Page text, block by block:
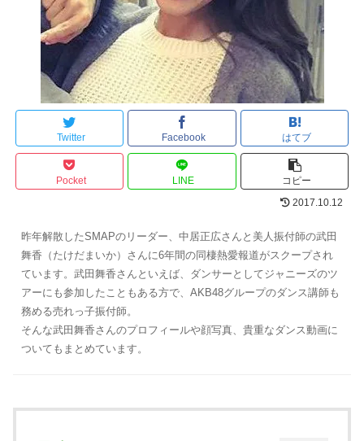
Twitter Facebook はてブ
Pocket LINE コピー
2017.10.12
昨年解散したSMAPのリーダー、中居正広さんと美人振付師の武田
舞香（たけだまいか）さんに6年間の同棲熱愛報道がスクープされ
ています。武田舞香さんといえば、ダンサーとしてジャニーズのツ
アーにも参加したこともある方で、AKB48グループのダンス講師も
務める売れっ子振付師。
そんな武田舞香さんのプロフィールや顔写真、貴重なダンス動画に
ついてもまとめています。